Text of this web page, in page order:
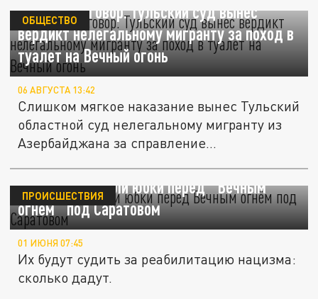
Мягкий приговор. Тульский суд вынес
вердикт нелегальному мигранту за поход в
туалет на Вечный огонь
ОБЩЕСТВО
06 АВГУСТА 13:42
Слишком мягкое наказание вынес Тульский
областной суд нелегальному мигранту из
Азербайджана за справление...
Цыганки задрали юбки перед "Вечным
огнём" под Саратовом
ПРОИСШЕСТВИЯ
01 ИЮНЯ 07:45
Их будут судить за реабилитацию нацизма:
сколько дадут.